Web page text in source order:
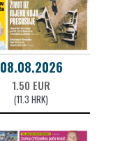
08.08.2026
1.50 EUR
(11.3 HRK)